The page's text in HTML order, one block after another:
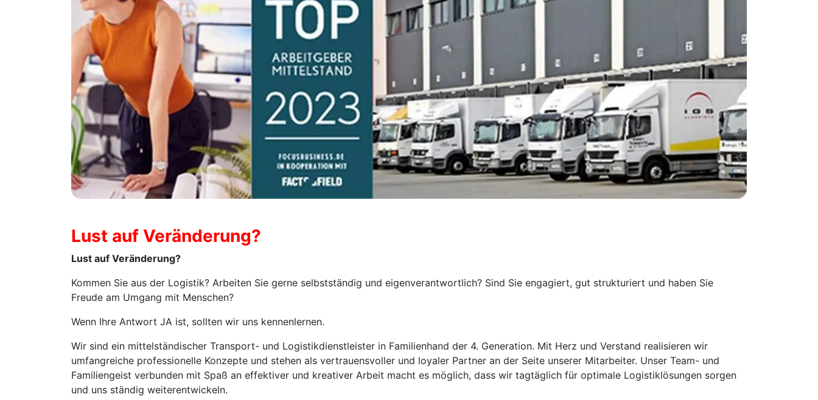
Lust auf Veränderung?
Lust auf Veränderung?
Kommen Sie aus der Logistik? Arbeiten Sie gerne selbstständig und eigenverantwortlich? Sind Sie engagiert, gut strukturiert und haben Sie
Freude am Umgang mit Menschen?
Wenn Ihre Antwort JA ist, sollten wir uns kennenlernen.
Wir sind ein mittelständischer Transport- und Logistikdienstleister in Familienhand der 4. Generation. Mit Herz und Verstand realisieren wir
umfangreiche professionelle Konzepte und stehen als vertrauensvoller und loyaler Partner an der Seite unserer Mitarbeiter. Unser Team- und
Familiengeist verbunden mit Spaß an effektiver und kreativer Arbeit macht es möglich, dass wir tagtäglich für optimale Logistiklösungen sorgen
und uns ständig weiterentwickeln.